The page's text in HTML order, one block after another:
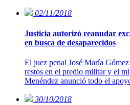
02/11/2018
Justicia autorizó reanudar
en busca de desaparecidos
El juez penal José María
restos en el predio militar y el
Menéndez anunció todo el
30/10/2018